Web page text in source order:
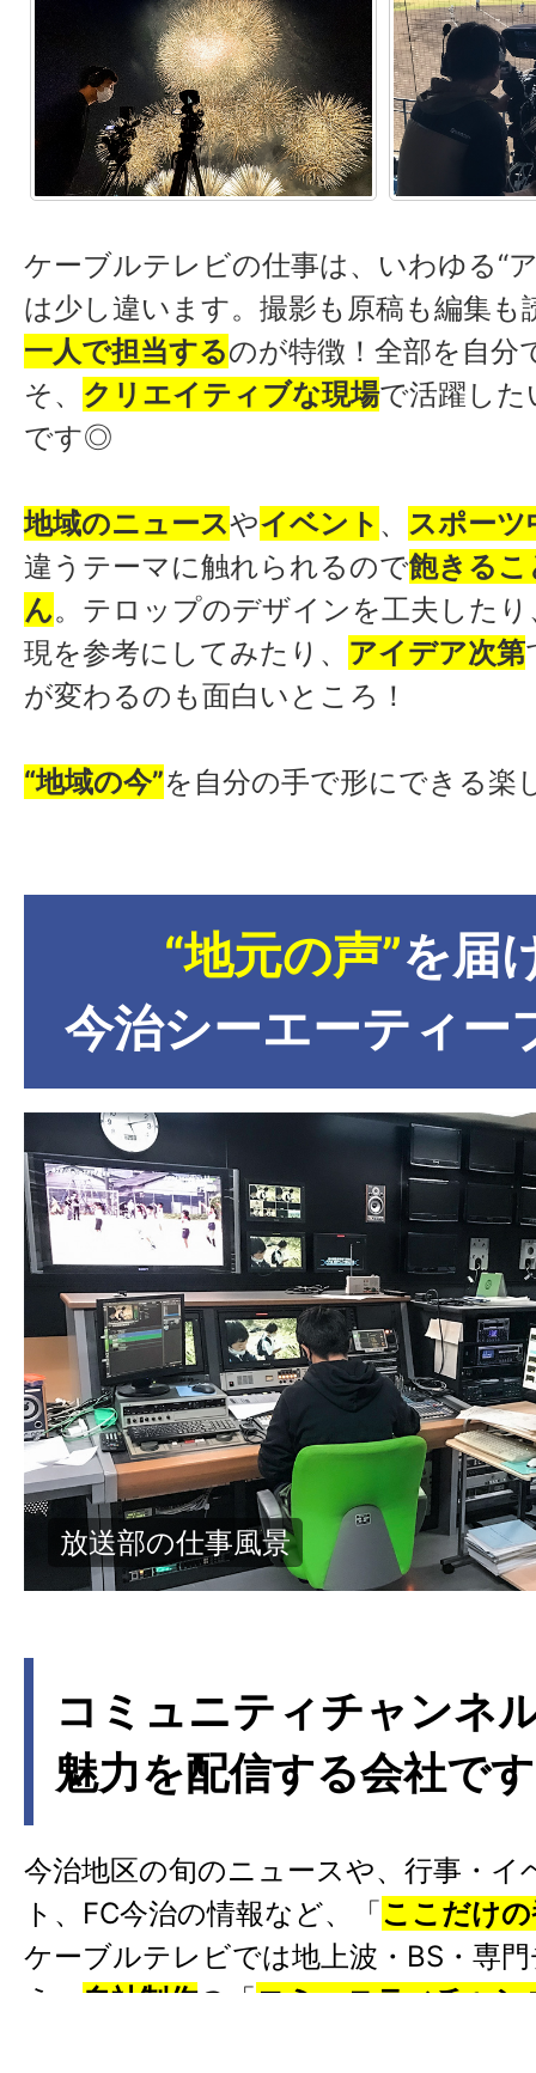
ケーブルテレビの仕事は、いわゆる“
は少し違います。撮影も原稿も編集も
一人で担当するのが特徴！全部を自分
そ、 クリエイティブな現場で活躍し
です◎
地域のニュースやイベント 、 スポーツ
違うテーマに触れられるので飽きる
ん。テロップのデザインを工夫した
現を参考にしてみたり、 アイデア次第
が変わるのも面白いところ！
“地域の今”を自分の手で形にできる楽
“地元の声”を届
今治シーエーティー
建物外観
コミュニティチャンネ
魅力を配信する会社で
今治地区の旬のニュースや、行事・イ
ト、FC今治の情報など、「ここだけ
ケーブルテレビでは地上波・BS・専
え、 自社制作の「コミュニティチャン